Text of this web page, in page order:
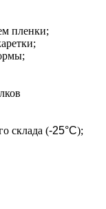
пленки;
склада (-25°С);